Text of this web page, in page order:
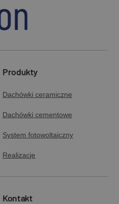
Produkty
Dachówki ceramiczne
Dachówki cementowe
System fotowoltaiczny
Realizacje
Kontakt